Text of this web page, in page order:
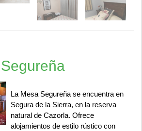
La Mesa Segureña se encuentra en
Segura de la Sierra, en la reserva
natural de Cazorla. Ofrece
alojamientos de estilo rústico con